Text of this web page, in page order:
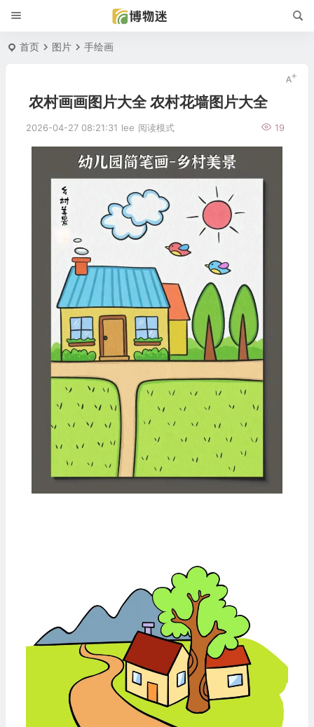
首页 图片 手绘画
农村画画图片大全 农村花墙图片大全
2026-04-27 08:21:31 lee 19
阅读模式